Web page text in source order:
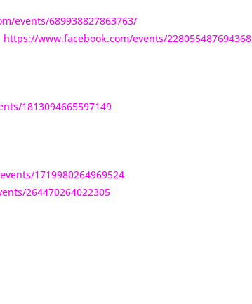
events/689938827863763/
https://www.facebook.com/events/228055487694368
1813094665597149
1719980264969524
264470264022305